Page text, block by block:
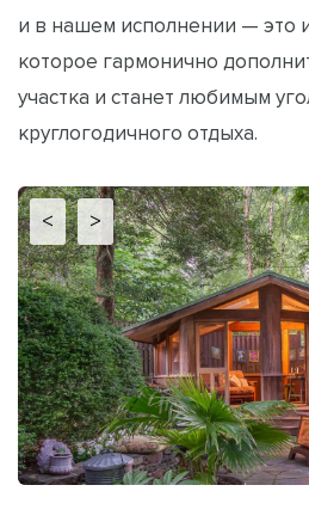
и в нашем исполнении — это
которое гармонично
участка и станет любимым
круглогодичного отдыха.
< >